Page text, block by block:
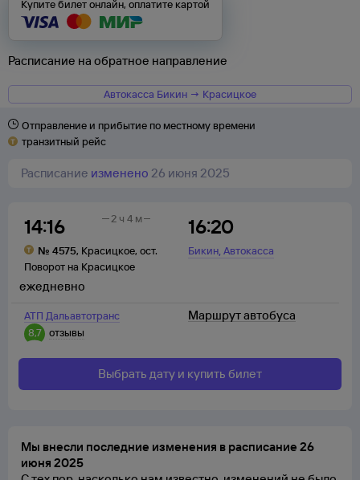
Купите билет онлайн, оплатите картой
Расписание на обратное направление
Автокасса Бикин → Красицкое
Отправление и прибытие по местному времени
транзитный рейс
Расписание изменено 26 июня 2025
14:16
№ 4575, Красицкое, ост.
Поворот на Красицкое
16:20
Бикин,Автокасса
2 ч 4 м
АТП Дальавтотранс
8,7 отзывы
ежедневно
Маршрут автобуса
Выбрать дату и купить билет
Мы внесли последние изменения в расписание 26
июня 2025